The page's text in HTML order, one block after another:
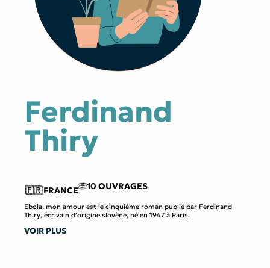
Ferdinand
Thiry
🇫🇷FRANCE 10 OUVRAGES
Ebola, mon amour est le cinquième roman publié par Ferdinand
Thiry, écrivain d’origine slovène, né en 1947 à Paris.
VOIR PLUS